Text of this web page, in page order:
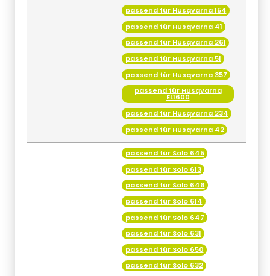
passend für Husqvarna 154
passend für Husqvarna 41
passend für Husqvarna 261
passend für Husqvarna 51
passend für Husqvarna 357
passend für Husqvarna
EL1600
passend für Husqvarna 234
passend für Husqvarna 42
passend für Solo 645
passend für Solo 613
passend für Solo 646
passend für Solo 614
passend für Solo 647
passend für Solo 631
passend für Solo 650
passend für Solo 632